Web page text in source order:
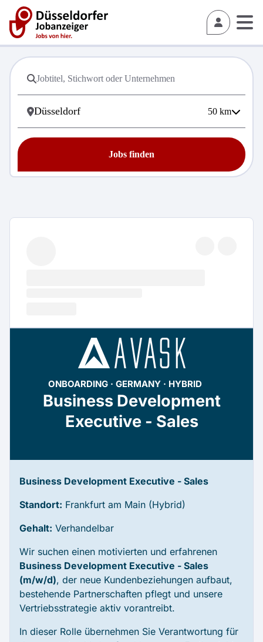
50 km
Jobs finden